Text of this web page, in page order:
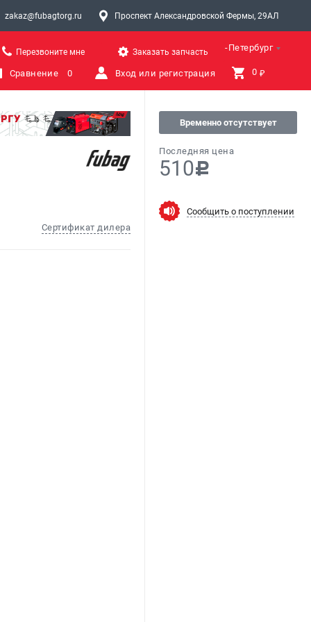
zakaz@fubagtorg.ru Проспект Александровской Фермы, 29АЛ
Санкт-Петербург
Перезвоните мне Заказать запчасть
Сравнение 0 Вход или регистрация 0 ₽
Сертификат дилера
Временно отсутствует
Последняя цена
510c
Сообщить о поступлении